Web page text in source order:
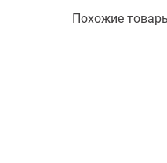
Похожие